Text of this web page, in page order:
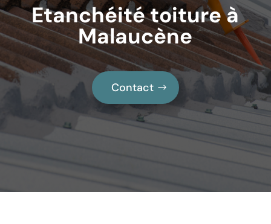
Etanchéité toiture à
Malaucène
Contact